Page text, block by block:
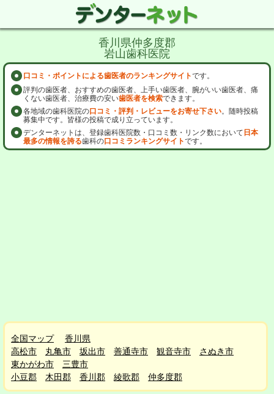
香川県仲多度郡
岩山歯科医院
口コミ・ポイントによる歯医者のランキングサイトです。
評判の歯医者、おすすめの歯医者、上手い歯医者、腕がいい歯医者、痛
くない歯医者、治療費の安い歯医者を検索できます。
各地域の歯科医院の口コミ・評判・レビューをお寄せ下さい。随時投稿
募集中です。皆様の投稿で成り立っています。
デンターネットは、登録歯科医院数・口コミ数・リンク数において 日本
最多の情報を誇る歯科の口コミランキングサイトです。
全国マップ
香川県
高松市
丸亀市 坂出市 善通寺市 観音寺市
さぬき市
東かがわ市
三豊市
小豆郡
木田郡 香川郡 綾歌郡 仲多度郡